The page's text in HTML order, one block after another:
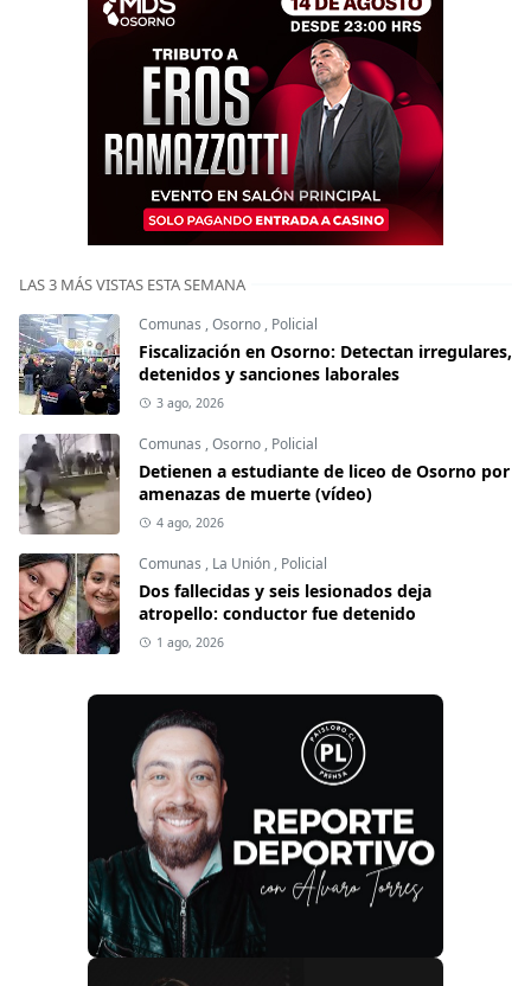
LAS 3 MÁS VISTAS ESTA SEMANA
Comunas ,Osorno , Policial
Fiscalización en Osorno: Detectan irregulares,
detenidos y sanciones laborales
3 ago, 2026
Comunas ,Osorno , Policial
Detienen a estudiante de liceo de Osorno por
amenazas de muerte (vídeo)
4 ago, 2026
Comunas , La Unión , Policial
Dos fallecidas y seis lesionados deja
atropello: conductor fue detenido
1 ago, 2026